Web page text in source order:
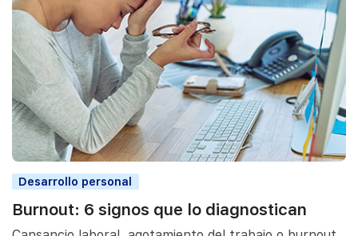
Desarrollo personal
Burnout: 6 signos que lo diagnostican